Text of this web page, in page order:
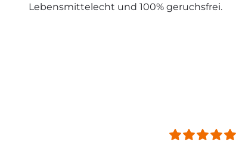
Lebensmittelecht und 100% geruchsfrei.